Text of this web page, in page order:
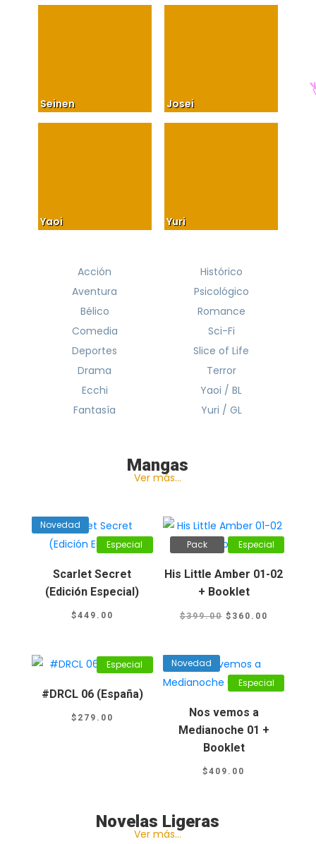
Seinen
Yaoi
Josei
Yuri
Acción
Aventura
Bélico
Comedia
Deportes
Drama
Ecchi
Fantasía
Histórico
Psicológico
Romance
Sci-Fi
Slice of Life
Terror
Yaoi / BL
Yuri / GL
Mangas
Ver más…
Especial
Novedad
Scarlet Secret
(Edición Especial)
$449.00
Pack Especial
His Little Amber 01-02
+ Booklet
$399.00 El
era:
$399.00.
$ 360.00
$360.00.
Especial
#DRCL 06 (España)
$ 279.00
Especial
Novedad
Nos vemos a
Medianoche 01 +
Booklet
$409.00
Novelas Ligeras
Ver más…